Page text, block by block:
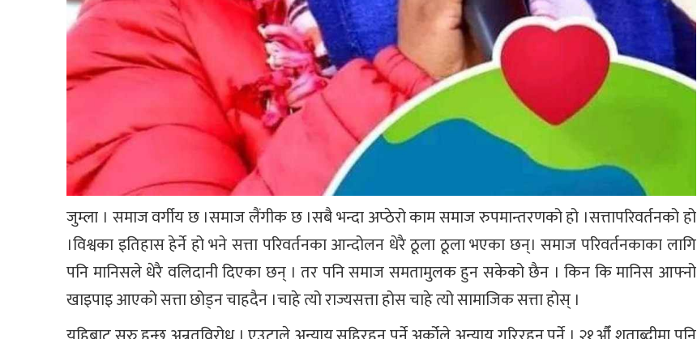
जुम्ला । समाज वर्गीय छ ।समाज लैंगीक छ ।सबै भन्दा अप्ठेरो काम समाज रुपमान्तरणको हो ।सत्तापरिवर्तनको हो
।विश्वका इतिहास हेर्ने हो भने सत्ता परिवर्तनका आन्दोलन धेरै ठूला ठूला भएका छन्। समाज परिवर्तनकाका लागि
पनि मानिसले धेरै वलिदानी दिएका छन् । तर पनि समाज समतामुलक हुन सकेको छैन । किन कि मानिस आफ्नो
खाइपाइ आएको सत्ता छोड्न चाहदैन ।चाहे त्यो राज्यसत्ता होस चाहे त्यो सामाजिक सत्ता होस् ।